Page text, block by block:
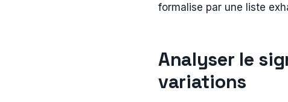
formalise par une liste
Analyser le
variations